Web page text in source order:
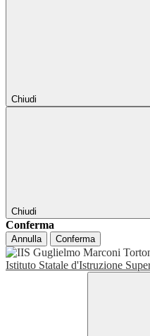
Chiudi
Chiudi
Conferma
Annulla Conferma
Istituto Statale d'Istruzione